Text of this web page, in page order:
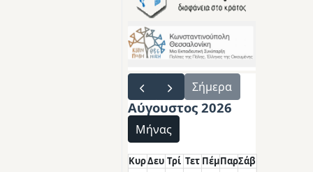
Σήμερα
Αύγουστος 2026
Μήνας
ΚυρΔευ Τρί Τετ ΠέμΠαρΣάβ